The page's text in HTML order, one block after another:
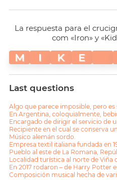
La respuesta para el
com «Iron» y
M I K E
Last questions
Algo que parece imposible, pero
En Argentina, coloquialmente,
Encargado de dirigir el servicio de
Recipiente en el cual se conserva
Músico alemán sordo.
Empresa textil italiana fundada en
Pueblo al este de La Romana,
Localidad turística al norte de Viña
En 2017 rodaron – de Harry Potter
Composición musical hecha de